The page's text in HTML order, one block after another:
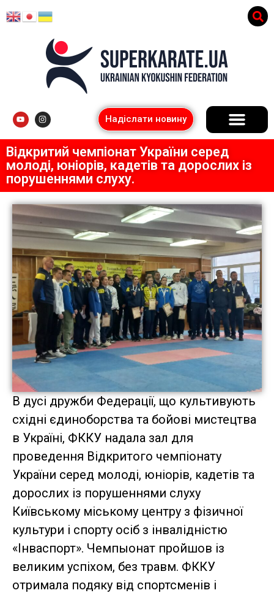
Надіслати новину
Відкритий чемпіонат України серед
молоді, юніорів, кадетів та дорослих із
порушеннями слуху.
В дусі дружби Федерації, що культивують
східні єдиноборства та бойові мистецтва
в Україні, ФККУ надала зал для
проведення Відкритого чемпіонату
України серед молоді, юніорів, кадетів та
дорослих із порушеннями слуху
Київському міському центру з фізичної
культури і спорту осіб з інвалідністю
«Інваспорт». Чемпыонат пройшов із
великим успіхом, без травм. ФККУ
отримала подяку від спортсменів і